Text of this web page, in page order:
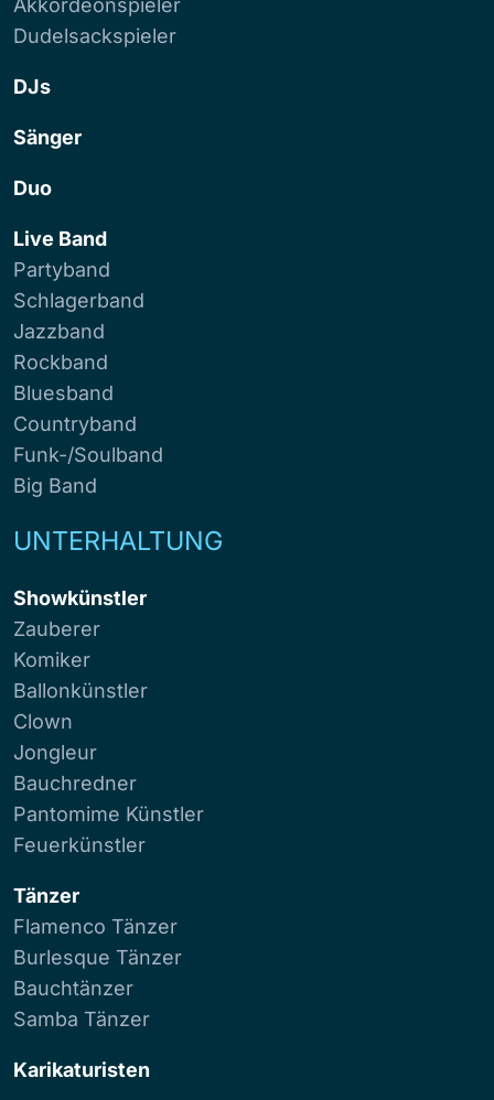
Akkordeonspieler
Dudelsackspieler
DJs
Sänger
Duo
Live Band
Partyband
Schlagerband
Jazzband
Rockband
Bluesband
Countryband
Funk-/Soulband
Big Band
UNTERHALTUNG
Showkünstler
Zauberer
Komiker
Ballonkünstler
Clown
Jongleur
Bauchredner
Pantomime Künstler
Feuerkünstler
Tänzer
Flamenco Tänzer
Burlesque Tänzer
Bauchtänzer
Samba Tänzer
Karikaturisten